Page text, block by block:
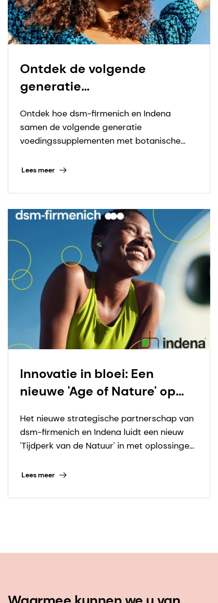
Ontdek de volgende
generatie
dsm-firmenich en Indena
Ontdek hoe dsm-firmenich en Indena
samen de volgende generatie
voedingssupplementen met botanische
Lees meer
Innovatie in bloei: Een
nieuwe 'Age of Nature' op
ingrediënten komt eraan
Het nieuwe strategische partnerschap van
dsm-firmenich en Indena luidt een nieuw
'Tijdperk van de Natuur' in met oplossingen
aan de gezondheidsbehoeften van de
Lees meer